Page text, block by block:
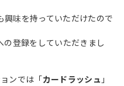
興味を持っていただけたので
登録をしていただきまし
ンでは「カードラッシュ 」